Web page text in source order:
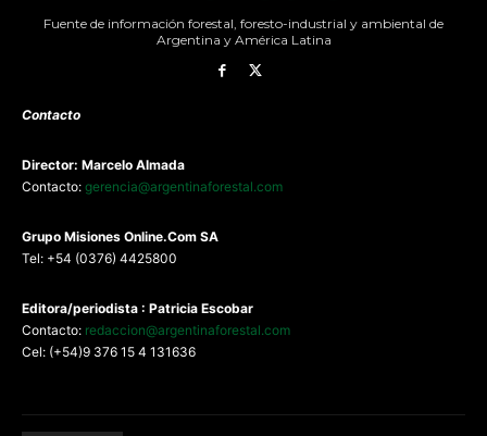
Fuente de información forestal, foresto-industrial y ambiental de
Argentina y América Latina
Contacto
Director: Marcelo Almada
Contacto: gerencia@argentinaforestal.com
Grupo Misiones Online.Com SA
Tel: +54 (0376) 4425800
Editora/periodista : Patricia Escobar
Contacto: redaccion@argentinaforestal.com
Cel: (+54)9 376 15 4 131636